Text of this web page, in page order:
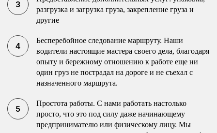
разгрузка и загрузка груза, закрепление груза и
другие
Бесперебойное следование маршруту. Наши
водители настоящие мастера своего дела, благодаря
опыту и бережному отношению к работе еще ни
один груз не пострадал на дороге и не съехал с
назначенного маршрута.
Простота работы. С нами работать настолько
просто, что это под силу даже начинающему
предпринимателю или физическому лицу. Мы